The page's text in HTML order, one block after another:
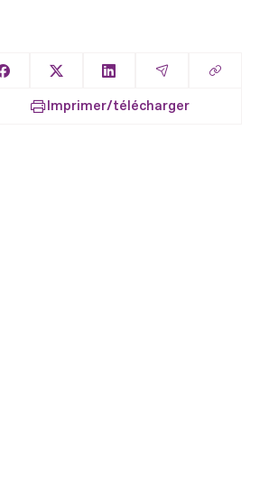
Partager sur Facebook
Partager sur XPartager sur LinkedIn
Partager par
Copier
Imprimer/télécharger